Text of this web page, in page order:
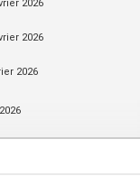
2026
2026
2026